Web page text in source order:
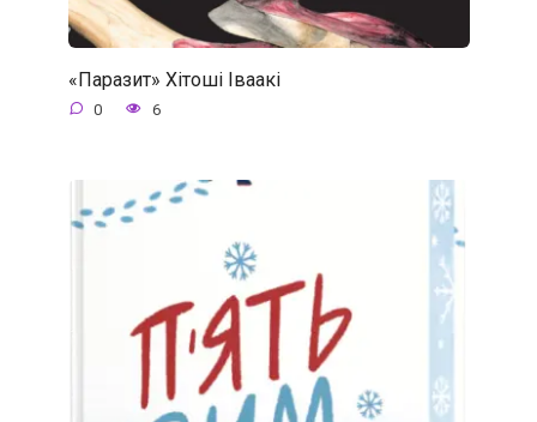
«Паразит» Хітоші Іваакі
0 6